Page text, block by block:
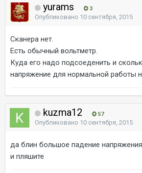
yurams 3
Опубликовано 10 сентября, 2015
Сканера нет.
Есть обычный вольтметр.
Куда его надо подсоеденить и
напряжение для нормальной работы
kuzma12 57
Опубликовано 10 сентября, 2015
да блин большое падение
и пляшите